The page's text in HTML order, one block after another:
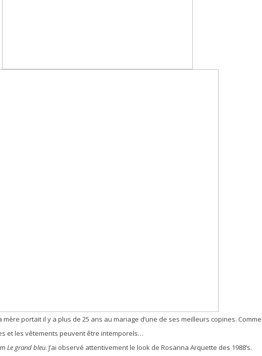
portait il y a plus de 25 ans au mariage d’une de ses meilleurs copines. Comme
et les vêtements peuvent être intemporels…
Le grand bleu. J’ai observé attentivement le look de Rosanna Arquette des 1988’s.